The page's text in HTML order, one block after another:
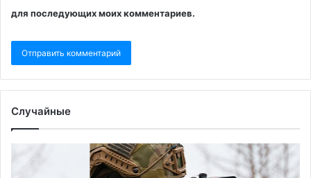
для последующих моих комментариев.
Случайные